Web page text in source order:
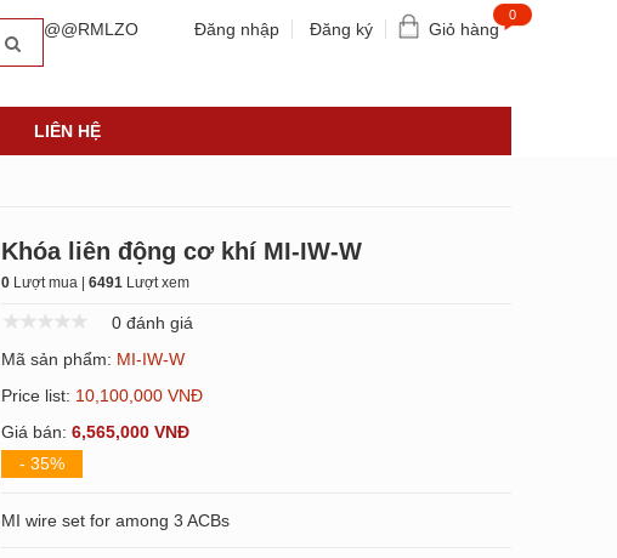
@@RMLZO Đăng nhập Đăng ký Giỏ hàng
0
LIÊN HỆ
Khóa liên động cơ khí MI-IW-W
0 Lượt mua | 6491 Lượt xem
0 đánh giá
Mã sản phẩm: MI-IW-W
Price list: 10,100,000 VNĐ
Giá bán: 6,565,000 VNĐ
- 35%
MI wire set for among 3 ACBs